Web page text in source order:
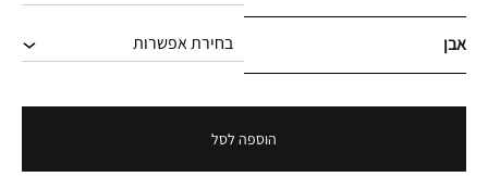
אבן
הוספה לסל